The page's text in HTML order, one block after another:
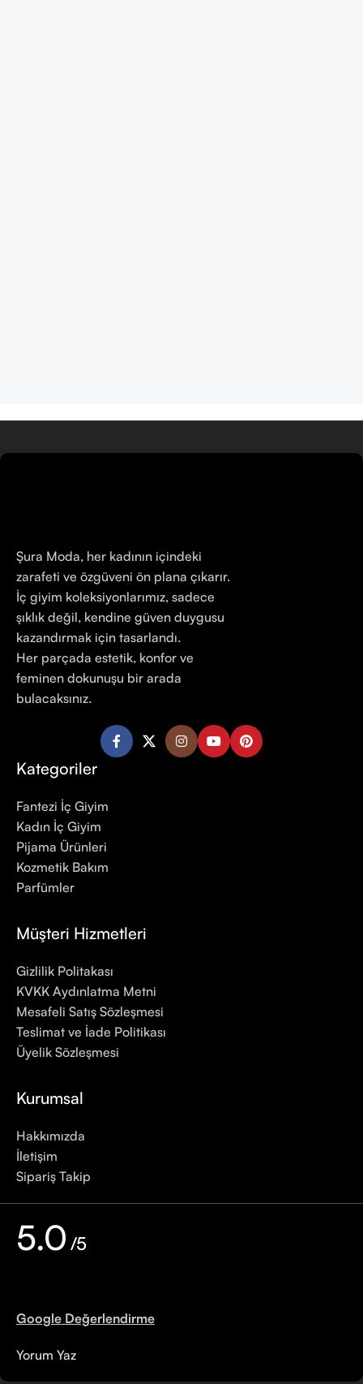
Şura Moda, her kadının içindeki
zarafeti ve özgüveni ön plana çıkarır.
İç giyim koleksiyonlarımız, sadece
şıklık değil, kendine güven duygusu
kazandırmak için tasarlandı.
Her parçada estetik, konfor ve
feminen dokunuşu bir arada
bulacaksınız.
Kategoriler
Fantezi İç Giyim
Kadın İç Giyim
Pijama Ürünleri
Kozmetik Bakım
Parfümler
Müşteri Hizmetleri
Gizlilik Politakası
KVKK Aydınlatma Metni
Mesafeli Satış Sözleşmesi
Teslimat ve İade Politikası
Üyelik Sözleşmesi
Kurumsal
Hakkımızda
İletişim
Sipariş Takip
5.0 /5
Google Değerlendirme
Yorum Yaz